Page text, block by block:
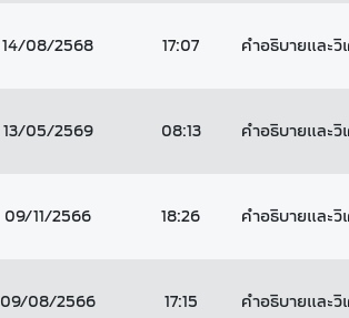
14/08/2568 17:07 คำอธิบายและ
13/05/2569 08:13 คำอธิบายและวิ
09/11/2566 18:26 คำอธิบายและ
09/08/2566 17:15 คำอธิบายและ